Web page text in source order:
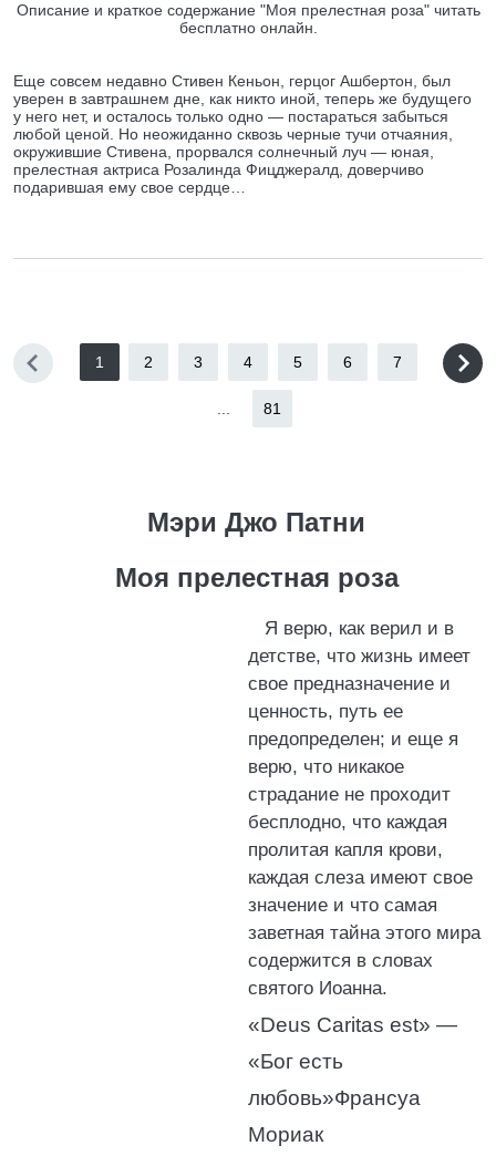
Описание и краткое содержание "Моя прелестная роза" читать
бесплатно онлайн.
Еще совсем недавно Стивен Кеньон, герцог Ашбертон, был
уверен в завтрашнем дне, как никто иной, теперь же будущего
у него нет, и осталось только одно — постараться забыться
любой ценой. Но неожиданно сквозь черные тучи отчаяния,
окружившие Стивена, прорвался солнечный луч — юная,
прелестная актриса Розалинда Фицджералд, доверчиво
подарившая ему свое сердце…
1 2 3 4 5 6 7
81
Мэри Джо Патни
Моя прелестная роза
Я верю, как верил и в
детстве, что жизнь имеет
свое предназначение и
ценность, путь ее
предопределен; и еще я
верю, что никакое
страдание не проходит
бесплодно, что каждая
пролитая капля крови,
каждая слеза имеют свое
значение и что самая
заветная тайна этого мира
содержится в словах
святого Иоанна.
«Deus Caritas est» —
«Бог есть
любовь»Франсуа
Мориак